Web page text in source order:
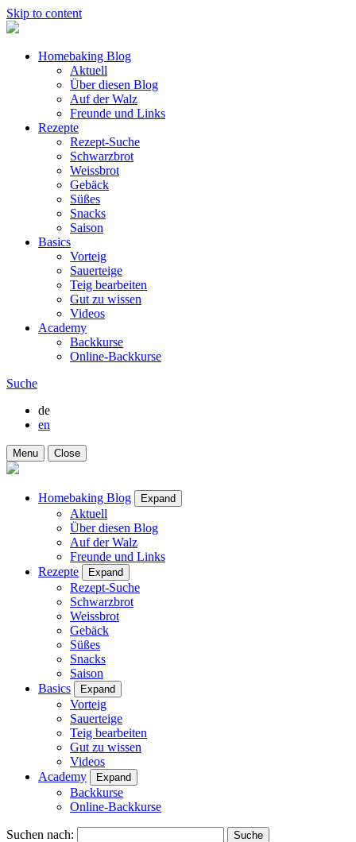
Skip to content
Homebaking Blog
Aktuell
Über diesen Blog
Auf der Walz
Freunde und Links
Rezepte
Rezept-Suche
Schwarzbrot
Weissbrot
Gebäck
Süßes
Snacks
Saison
Basics
Vorteig
Sauerteige
Teig bearbeiten
Gut zu wissen
Videos
Academy
Backkurse
Online-Backkurse
Suche
de
en
Menu Close
Homebaking Blog Expand
Aktuell
Über diesen Blog
Auf der Walz
Freunde und Links
Rezepte
Expand
Rezept-Suche
Schwarzbrot
Weissbrot
Gebäck
Süßes
Snacks
Saison
Basics
Expand
Vorteig
Sauerteige
Teig bearbeiten
Gut zu wissen
Videos
Academy
Expand
Backkurse
Online-Backkurse
Suchen nach: